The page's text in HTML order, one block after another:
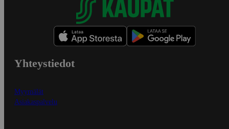
Yhteystiedot
Myymälät
Asiakaspalvelu